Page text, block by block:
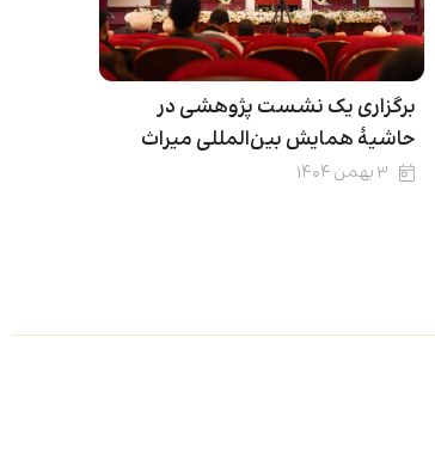
برگزاری یک نشست پژوهشی در
حاشیۀ همایش بین‌المللی میراث
۳ بهمن ۱۴۰۴